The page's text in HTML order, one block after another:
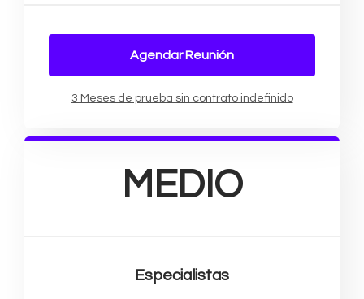
Agendar Reunión
3 Meses de prueba sin contrato indefinido
MEDIO
Especialistas